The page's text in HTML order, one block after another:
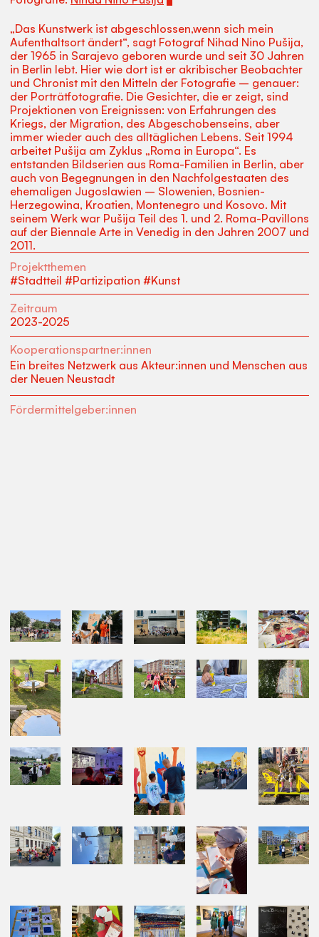
„Das Kunstwerk ist abgeschlossen,wenn sich mein
Aufenthaltsort ändert“, sagt Fotograf Nihad Nino Pušija,
der 1965 in Sarajevo geboren wurde und seit 30 Jahren
in Berlin lebt. Hier wie dort ist er akribischer Beobachter
und Chronist mit den Mitteln der Fotografie – genauer:
der Porträtfotografie. Die Gesichter, die er zeigt, sind
Projektionen von Ereignissen: von Erfahrungen des
Kriegs, der Migration, des Abgeschobenseins, aber
immer wieder auch des alltäglichen Lebens. Seit 1994
arbeitet Pušija am Zyklus „Roma in Europa“. Es
entstanden Bildserien aus Roma-Familien in Berlin, aber
auch von Begegnungen in den Nachfolgestaaten des
ehemaligen Jugoslawien – Slowenien, Bosnien-
Herzegowina, Kroatien, Montenegro und Kosovo. Mit
seinem Werk war Pušija Teil des 1. und 2. Roma-Pavillons
auf der Biennale Arte in Venedig in den Jahren 2007 und
2011.
Projektthemen
#Stadtteil #Partizipation #Kunst
Zeitraum
2023-2025
Kooperationspartner:innen
Ein breites Netzwerk aus Akteur:innen und Menschen aus
der Neuen Neustadt
Fördermittelgeber:innen